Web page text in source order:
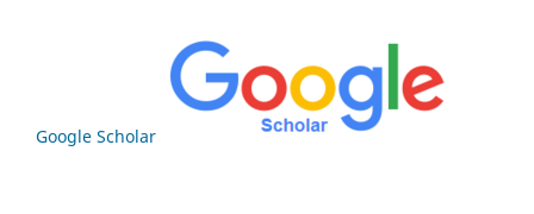
Google Scholar